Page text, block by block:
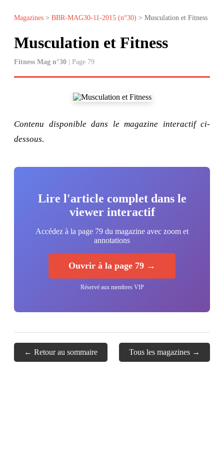
Magazines > BBR-MAG30-11-2015 (n°30) > Musculation et Fitness
Musculation et Fitness
Fitness Mag n°30 | Page 79
Contenu disponible dans le magazine interactif ci-
dessous.
Lire l'article complet dans le
viewer interactif
Accédez à la page 79 du magazine avec zoom et
annotations
Ouvrir à la page 79 →
Réservé aux membres VIP
← Retour au sommaire Tous les magazines →